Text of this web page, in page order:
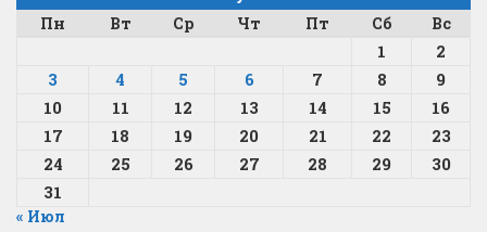
Пн
Вт Ср Чт Пт Сб Вс
1
2
3
4 5 6 7 8
9
10
11 12 13 14 15
16
17
18 19 20 21 22
23
24
25 26 27 28 29
30
31
« Июл